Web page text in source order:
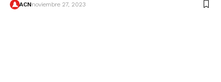
ACNnoviembre 27, 2023